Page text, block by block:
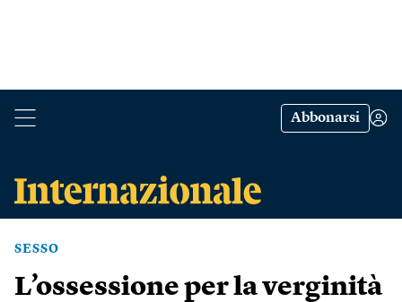
Abbonarsi
SESSO
L’ossessione per la verginità